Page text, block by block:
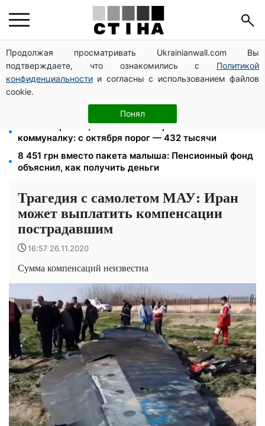
Продолжая просматривать Ukrainianwall.com Вы
подтверждаете, что ознакомились с Политикой
конфиденциальности и согласны с использованием файлов
cookie.
Понял
Пенсия по инвалидности III группы с сентября: от
2595 до 10 625 грн — кто сколько получит
10 заявок — и МСЦ МВД приедет в громаду: обмен
прав, регистрация авто и международное
172 940 грн защитят жилье от ареста за
коммуналку: с октября порог — 432 тысячи
8 451 грн вместо пакета малыша: Пенсионный фонд
объяснил, как получить деньги
Трагедия с самолетом МАУ: Иран
может выплатить компенсации
пострадавшим
16:57 26.11.2020
Сумма компенсаций неизвестна